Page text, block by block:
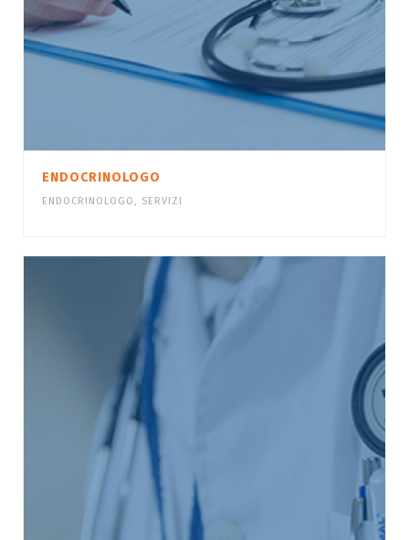
ENDOCRINOLOGO
ENDOCRINOLOGO, SERVIZI